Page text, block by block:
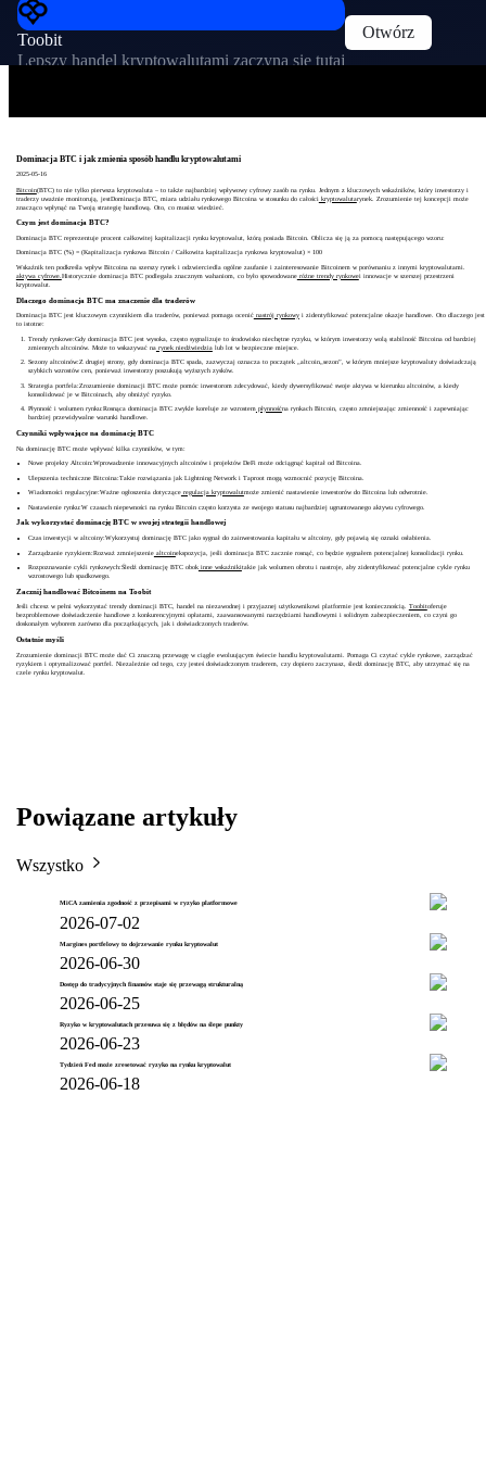
Toobit
Lepszy handel kryptowalutami zaczyna się tutaj
Otwórz
Dominacja BTC i jak zmienia sposób handlu kryptowalutami
2025-05-16
Bitcoin(BTC) to nie tylko pierwsza kryptowaluta – to także najbardziej wpływowy cyfrowy zasób na rynku. Jednym z kluczowych wskaźników, który inwestorzy i
traderzy uważnie monitorują, jestDominacja BTC, miara udziału rynkowego Bitcoina w stosunku do całości kryptowalutarynek. Zrozumienie tej koncepcji może
znacząco wpłynąć na Twoją strategię handlową. Oto, co musisz wiedzieć.
Czym jest dominacja BTC?
Dominacja BTC reprezentuje procent całkowitej kapitalizacji rynku kryptowalut, którą posiada Bitcoin. Oblicza się ją za pomocą następującego wzoru:
Dominacja BTC (%) = (Kapitalizacja rynkowa Bitcoin / Całkowita kapitalizacja rynkowa kryptowalut) × 100
Wskaźnik ten podkreśla wpływ Bitcoina na szerszy rynek i odzwierciedla ogólne zaufanie i zainteresowanie Bitcoinem w porównaniu z innymi kryptowalutami.
aktywa cyfrowe. Historycznie dominacja BTC podlegała znacznym wahaniom, co było spowodowaneróżne trendy rynkowei innowacje w szerszej przestrzeni
kryptowalut.
Dlaczego dominacja BTC ma znaczenie dla traderów
Dominacja BTC jest kluczowym czynnikiem dla traderów, ponieważ pomaga ocenićnastrój rynkowyi zidentyfikować potencjalne okazje handlowe. Oto dlaczego jest
to istotne:
Trendy rynkowe:Gdy dominacja BTC jest wysoka, często sygnalizuje to środowisko niechętne ryzyku, w którym inwestorzy wolą stabilność Bitcoina od bardziej
zmiennych altcoinów. Może to wskazywać narynek niedźwiedzialub lot w bezpieczne miejsce.
Sezony altcoinów:Z drugiej strony, gdy dominacja BTC spada, zazwyczaj oznacza to początek „altcoin„sezon”, w którym mniejsze kryptowaluty doświadczają
szybkich wzrostów cen, ponieważ inwestorzy poszukują wyższych zysków.
Strategia portfela:Zrozumienie dominacji BTC może pomóc inwestorom zdecydować, kiedy dywersyfikować swoje aktywa w kierunku altcoinów, a kiedy
konsolidować je w Bitcoinach, aby obniżyć ryzyko.
Płynność i wolumen rynku:Rosnąca dominacja BTC zwykle koreluje ze wzrostempłynnośćna rynkach Bitcoin, często zmniejszając zmienność i zapewniając
bardziej przewidywalne warunki handlowe.
Czynniki wpływające na dominację BTC
Na dominację BTC może wpływać kilka czynników, w tym:
Nowe projekty Altcoin:Wprowadzenie innowacyjnych altcoinów i projektów DeFi może odciągnąć kapitał od Bitcoina.
Ulepszenia techniczne Bitcoina:Takie rozwiązania jak Lightning Network i Taproot mogą wzmocnić pozycję Bitcoina.
Wiadomości regulacyjne:Ważne ogłoszenia dotycząceregulacja kryptowalutmoże zmienić nastawienie inwestorów do Bitcoina lub odwrotnie.
Nastawienie rynku:W czasach niepewności na rynku Bitcoin często korzysta ze swojego statusu najbardziej ugruntowanego aktywu cyfrowego.
Jak wykorzystać dominację BTC w swojej strategii handlowej
Czas inwestycji w altcoiny:Wykorzystuj dominację BTC jako sygnał do zainwestowania kapitału w altcoiny, gdy pojawią się oznaki osłabienia.
Zarządzanie ryzykiem:Rozważ zmniejszeniealtcoinekspozycja, jeśli dominacja BTC zacznie rosnąć, co będzie sygnałem potencjalnej konsolidacji rynku.
Rozpoznawanie cykli rynkowych:Śledź dominację BTC obokinne wskaźnikitakie jak wolumen obrotu i nastroje, aby zidentyfikować potencjalne cykle rynku
wzrostowego lub spadkowego.
Zacznij handlować Bitcoinem na Toobit
Jeśli chcesz w pełni wykorzystać trendy dominacji BTC, handel na niezawodnej i przyjaznej użytkownikowi platformie jest koniecznością. Toobitoferuje
bezproblemowe doświadczenie handlowe z konkurencyjnymi opłatami, zaawansowanymi narzędziami handlowymi i solidnym zabezpieczeniem, co czyni go
doskonałym wyborem zarówno dla początkujących, jak i doświadczonych traderów.
Ostatnie myśli
Zrozumienie dominacji BTC może dać Ci znaczną przewagę w ciągle ewoluującym świecie handlu kryptowalutami. Pomaga Ci czytać cykle rynkowe, zarządzać
ryzykiem i optymalizować portfel. Niezależnie od tego, czy jesteś doświadczonym traderem, czy dopiero zaczynasz, śledź dominację BTC, aby utrzymać się na
czele rynku kryptowalut.
Powiązane artykuły
Wszystko
MiCA zamienia zgodność z przepisami w ryzyko platformowe
2026-07-02
Margines portfelowy to dojrzewanie rynku kryptowalut
2026-06-30
Dostęp do tradycyjnych finansów staje się przewagą strukturalną
2026-06-25
Ryzyko w kryptowalutach przesuwa się z błędów na ślepe punkty
2026-06-23
Tydzień Fed może zresetować ryzyko na rynku kryptowalut
2026-06-18